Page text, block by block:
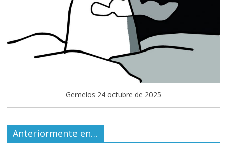
Gemelos 24 octubre de 2025
Anteriormente en…